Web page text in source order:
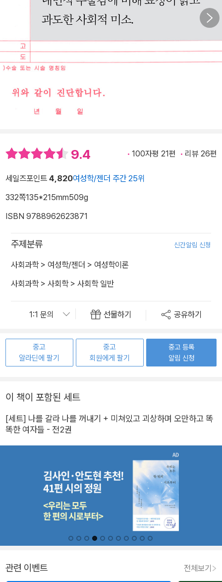
9.4 100자평 21편 리뷰 26편
세일즈포인트 4,820여성학/젠더 주간 25위
332쪽135*215mm509g
ISBN 9788962623871
주제분류 신간알림 신청
사회과학> 여성학/젠더 > 여성학이론
사회과학> 사회학> 사회학 일반
선물하기 공유하기
중고
알라딘에 팔기
중고
회원에게 팔기
중고 등록
알림 신청
이 책이 포함된 세트
[세트] 나를 갈라 나를 꺼내기 + 미쳐있고 괴상하며 오만하고 똑
똑한 여자들 - 전2권
관련 이벤트 전체보기